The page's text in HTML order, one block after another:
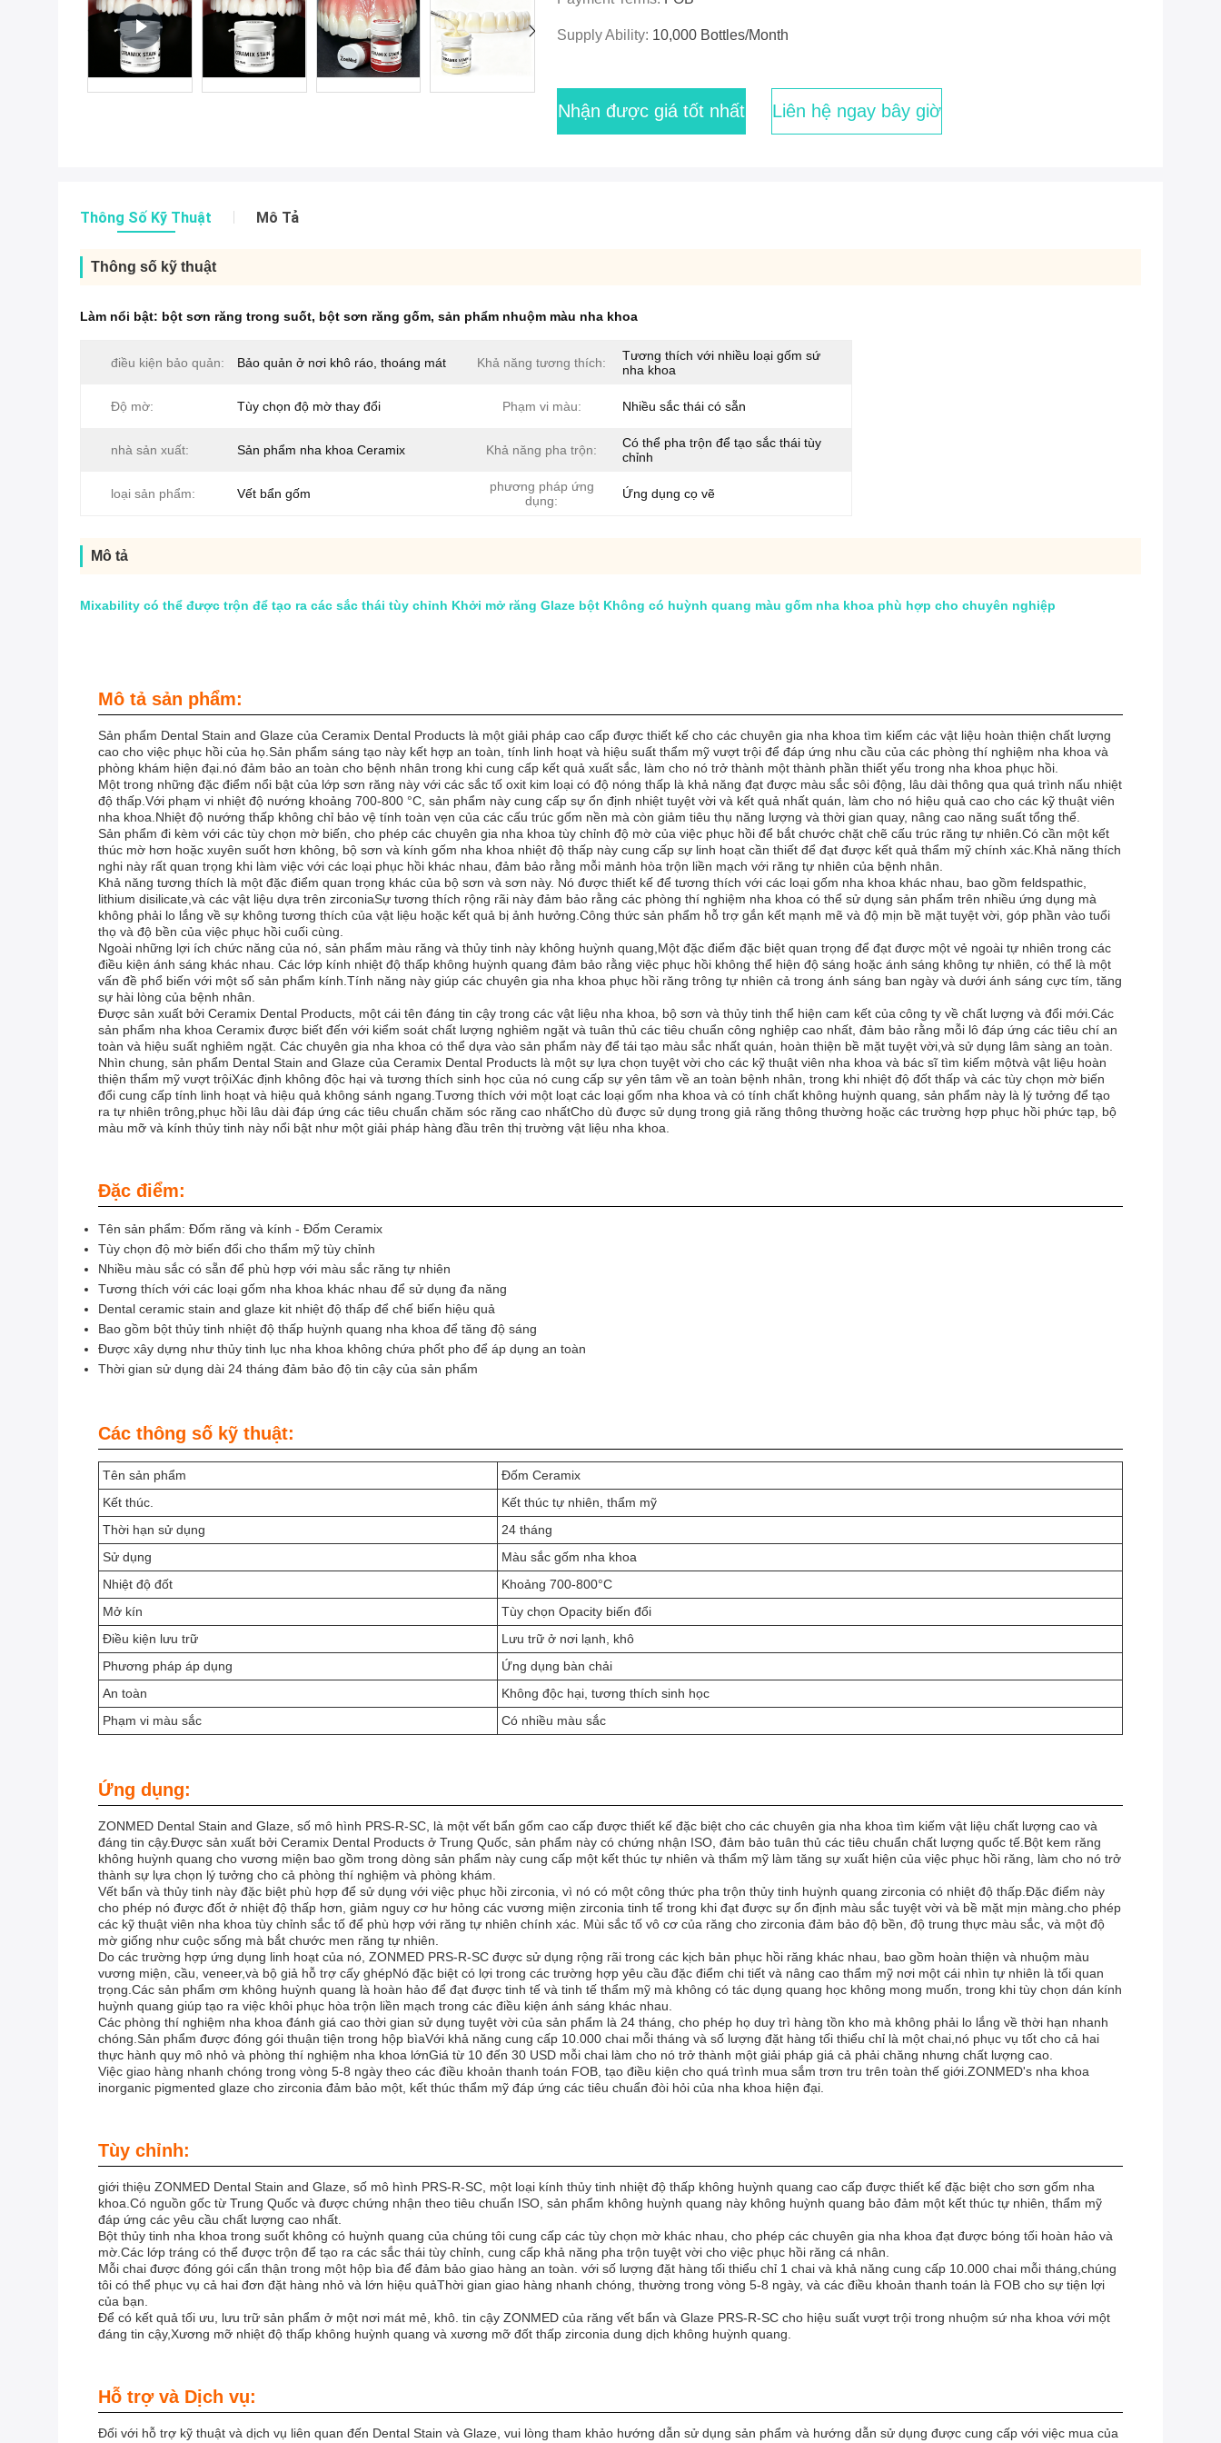
Supply Ability: 10,000 Bottles/month
Nhận được giá tốt nhất Liên hệ ngay bây giờ
Thông Số Kỹ Thuật Mô Tả
Thông số kỹ thuật
Làm nổi bật: bột sơn răng trong suốt, bột sơn răng gốm, sản phẩm nhuộm màu nha khoa
điều kiện bảo quản: Bảo quản ở nơi khô ráo, thoáng mát Khả năng tương thích:
Tương thích với nhiều loại gốm sứ
nha khoa
Độ mờ: Tùy chọn độ mờ thay đổi Phạm vi màu: Nhiều sắc thái có sẵn
nhà sản xuất: Sản phẩm nha khoa Ceramix Khả năng pha trộn:
Có thể pha trộn để tạo sắc thái tùy
chỉnh
loại sản phẩm: Vết bẩn gốm
phương pháp ứng
dụng:
Ứng dụng cọ vẽ
Mô tả
Mixability có thể được trộn để tạo ra các sắc thái tùy chỉnh Khởi mở răng Glaze bột Không có huỳnh quang màu gốm nha khoa phù hợp cho chuyên nghiệp
Mô tả sản phẩm:
Sản phẩm Dental Stain and Glaze của Ceramix Dental Products là một giải pháp cao cấp được thiết kế cho các chuyên gia nha khoa tìm kiếm các vật liệu hoàn thiện chất lượng
cao cho việc phục hồi của họ.Sản phẩm sáng tạo này kết hợp an toàn, tính linh hoạt và hiệu suất thẩm mỹ vượt trội để đáp ứng nhu cầu của các phòng thí nghiệm nha khoa và
phòng khám hiện đại.nó đảm bảo an toàn cho bệnh nhân trong khi cung cấp kết quả xuất sắc, làm cho nó trở thành một thành phần thiết yếu trong nha khoa phục hồi.
Một trong những đặc điểm nổi bật của lớp sơn răng này với các sắc tố oxit kim loại có độ nóng thấp là khả năng đạt được màu sắc sôi động, lâu dài thông qua quá trình nấu nhiệt
độ thấp.Với phạm vi nhiệt độ nướng khoảng 700-800 °C, sản phẩm này cung cấp sự ổn định nhiệt tuyệt vời và kết quả nhất quán, làm cho nó hiệu quả cao cho các kỹ thuật viên
nha khoa.Nhiệt độ nướng thấp không chỉ bảo vệ tính toàn vẹn của các cấu trúc gốm nền mà còn giảm tiêu thụ năng lượng và thời gian quay, nâng cao năng suất tổng thể.
Sản phẩm đi kèm với các tùy chọn mờ biến, cho phép các chuyên gia nha khoa tùy chỉnh độ mờ của việc phục hồi để bắt chước chặt chẽ cấu trúc răng tự nhiên.Có cần một kết
thúc mờ hơn hoặc xuyên suốt hơn không, bộ sơn và kính gốm nha khoa nhiệt độ thấp này cung cấp sự linh hoạt cần thiết để đạt được kết quả thẩm mỹ chính xác.Khả năng thích
nghi này rất quan trọng khi làm việc với các loại phục hồi khác nhau, đảm bảo rằng mỗi mảnh hòa trộn liền mạch với răng tự nhiên của bệnh nhân.
Khả năng tương thích là một đặc điểm quan trọng khác của bộ sơn và sơn này. Nó được thiết kế để tương thích với các loại gốm nha khoa khác nhau, bao gồm feldspathic,
lithium disilicate,và các vật liệu dựa trên zirconiaSự tương thích rộng rãi này đảm bảo rằng các phòng thí nghiệm nha khoa có thể sử dụng sản phẩm trên nhiều ứng dụng mà
không phải lo lắng về sự không tương thích của vật liệu hoặc kết quả bị ảnh hưởng.Công thức sản phẩm hỗ trợ gắn kết mạnh mẽ và độ mịn bề mặt tuyệt vời, góp phần vào tuổi
thọ và độ bền của việc phục hồi cuối cùng.
Ngoài những lợi ích chức năng của nó, sản phẩm màu răng và thủy tinh này không huỳnh quang,Một đặc điểm đặc biệt quan trọng để đạt được một vẻ ngoài tự nhiên trong các
điều kiện ánh sáng khác nhau. Các lớp kính nhiệt độ thấp không huỳnh quang đảm bảo rằng việc phục hồi không thể hiện độ sáng hoặc ánh sáng không tự nhiên, có thể là một
vấn đề phổ biến với một số sản phẩm kính.Tính năng này giúp các chuyên gia nha khoa phục hồi răng trông tự nhiên cả trong ánh sáng ban ngày và dưới ánh sáng cực tím, tăng
sự hài lòng của bệnh nhân.
Được sản xuất bởi Ceramix Dental Products, một cái tên đáng tin cậy trong các vật liệu nha khoa, bộ sơn và thủy tinh thể hiện cam kết của công ty về chất lượng và đổi mới.Các
sản phẩm nha khoa Ceramix được biết đến với kiểm soát chất lượng nghiêm ngặt và tuân thủ các tiêu chuẩn công nghiệp cao nhất, đảm bảo rằng mỗi lô đáp ứng các tiêu chí an
toàn và hiệu suất nghiêm ngặt. Các chuyên gia nha khoa có thể dựa vào sản phẩm này để tái tạo màu sắc nhất quán, hoàn thiện bề mặt tuyệt vời,và sử dụng lâm sàng an toàn.
Nhìn chung, sản phẩm Dental Stain and Glaze của Ceramix Dental Products là một sự lựa chọn tuyệt vời cho các kỹ thuật viên nha khoa và bác sĩ tìm kiếm mộtvà vật liệu hoàn
thiện thẩm mỹ vượt trộiXác định không độc hại và tương thích sinh học của nó cung cấp sự yên tâm về an toàn bệnh nhân, trong khi nhiệt độ đốt thấp và các tùy chọn mờ biến
đổi cung cấp tính linh hoạt và hiệu quả không sánh ngang.Tương thích với một loạt các loại gốm nha khoa và có tính chất không huỳnh quang, sản phẩm này là lý tưởng để tạo
ra tự nhiên trông,phục hồi lâu dài đáp ứng các tiêu chuẩn chăm sóc răng cao nhấtCho dù được sử dụng trong giả răng thông thường hoặc các trường hợp phục hồi phức tạp, bộ
màu mỡ và kính thủy tinh này nổi bật như một giải pháp hàng đầu trên thị trường vật liệu nha khoa.
Đặc điểm:
Tên sản phẩm: Đốm răng và kính - Đốm Ceramix
Tùy chọn độ mờ biến đổi cho thẩm mỹ tùy chỉnh
Nhiều màu sắc có sẵn để phù hợp với màu sắc răng tự nhiên
Tương thích với các loại gốm nha khoa khác nhau để sử dụng đa năng
Dental ceramic stain and glaze kit nhiệt độ thấp để chế biến hiệu quả
Bao gồm bột thủy tinh nhiệt độ thấp huỳnh quang nha khoa để tăng độ sáng
Được xây dựng như thủy tinh lục nha khoa không chứa phốt pho để áp dụng an toàn
Thời gian sử dụng dài 24 tháng đảm bảo độ tin cậy của sản phẩm
Các thông số kỹ thuật:
Tên sản phẩm
Đốm Ceramix
Kết thúc.
Kết thúc tự nhiên, thẩm mỹ
Thời hạn sử dụng
24 tháng
Sử dụng
Màu sắc gốm nha khoa
Nhiệt độ đốt
Khoảng 700-800°C
Mở kín
Tùy chọn Opacity biến đổi
Điều kiện lưu trữ
Lưu trữ ở nơi lạnh, khô
Phương pháp áp dụng
Ứng dụng bàn chải
An toàn
Không độc hại, tương thích sinh học
Phạm vi màu sắc
Có nhiều màu sắc
Ứng dụng:
ZONMED Dental Stain and Glaze, số mô hình PRS-R-SC, là một vết bẩn gốm cao cấp được thiết kế đặc biệt cho các chuyên gia nha khoa tìm kiếm vật liệu chất lượng cao và
đáng tin cậy.Được sản xuất bởi Ceramix Dental Products ở Trung Quốc, sản phẩm này có chứng nhận ISO, đảm bảo tuân thủ các tiêu chuẩn chất lượng quốc tế.Bột kem răng
không huỳnh quang cho vương miện bao gồm trong dòng sản phẩm này cung cấp một kết thúc tự nhiên và thẩm mỹ làm tăng sự xuất hiện của việc phục hồi răng, làm cho nó trở
thành sự lựa chọn lý tưởng cho cả phòng thí nghiệm và phòng khám.
Vết bẩn và thủy tinh này đặc biệt phù hợp để sử dụng với việc phục hồi zirconia, vì nó có một công thức pha trộn thủy tinh huỳnh quang zirconia có nhiệt độ thấp.Đặc điểm này
cho phép nó được đốt ở nhiệt độ thấp hơn, giảm nguy cơ hư hỏng các vương miện zirconia tinh tế trong khi đạt được sự ổn định màu sắc tuyệt vời và bề mặt mịn màng.cho phép
các kỹ thuật viên nha khoa tùy chỉnh sắc tố để phù hợp với răng tự nhiên chính xác. Mùi sắc tố vô cơ của răng cho zirconia đảm bảo độ bền, độ trung thực màu sắc, và một độ
mờ giống như cuộc sống mà bắt chước men răng tự nhiên.
Do các trường hợp ứng dụng linh hoạt của nó, ZONMED PRS-R-SC được sử dụng rộng rãi trong các kịch bản phục hồi răng khác nhau, bao gồm hoàn thiện và nhuộm màu
vương miện, cầu, veneer,và bộ giả hỗ trợ cấy ghépNó đặc biệt có lợi trong các trường hợp yêu cầu đặc điểm chi tiết và nâng cao thẩm mỹ nơi một cái nhìn tự nhiên là tối quan
trọng.Các sản phẩm ơm không huỳnh quang là hoàn hảo để đạt được tinh tế và tinh tế thẩm mỹ mà không có tác dụng quang học không mong muốn, trong khi tùy chọn dán kính
huỳnh quang giúp tạo ra việc khôi phục hòa trộn liền mạch trong các điều kiện ánh sáng khác nhau.
Các phòng thí nghiệm nha khoa đánh giá cao thời gian sử dụng tuyệt vời của sản phẩm là 24 tháng, cho phép họ duy trì hàng tồn kho mà không phải lo lắng về thời hạn nhanh
chóng.Sản phẩm được đóng gói thuận tiện trong hộp bìaVới khả năng cung cấp 10.000 chai mỗi tháng và số lượng đặt hàng tối thiểu chỉ là một chai,nó phục vụ tốt cho cả hai
thực hành quy mô nhỏ và phòng thí nghiệm nha khoa lớnGiá từ 10 đến 30 USD mỗi chai làm cho nó trở thành một giải pháp giá cả phải chăng nhưng chất lượng cao.
Việc giao hàng nhanh chóng trong vòng 5-8 ngày theo các điều khoản thanh toán FOB, tạo điều kiện cho quá trình mua sắm trơn tru trên toàn thế giới.ZONMED's nha khoa
inorganic pigmented glaze cho zirconia đảm bảo một, kết thúc thẩm mỹ đáp ứng các tiêu chuẩn đòi hỏi của nha khoa hiện đại.
Tùy chỉnh:
giới thiệu ZONMED Dental Stain and Glaze, số mô hình PRS-R-SC, một loại kính thủy tinh nhiệt độ thấp không huỳnh quang cao cấp được thiết kế đặc biệt cho sơn gốm nha
khoa.Có nguồn gốc từ Trung Quốc và được chứng nhận theo tiêu chuẩn ISO, sản phẩm không huỳnh quang này không huỳnh quang bảo đảm một kết thúc tự nhiên, thẩm mỹ
đáp ứng các yêu cầu chất lượng cao nhất.
Bột thủy tinh nha khoa trong suốt không có huỳnh quang của chúng tôi cung cấp các tùy chọn mờ khác nhau, cho phép các chuyên gia nha khoa đạt được bóng tối hoàn hảo và
mờ.Các lớp tráng có thể được trộn để tạo ra các sắc thái tùy chỉnh, cung cấp khả năng pha trộn tuyệt vời cho việc phục hồi răng cá nhân.
Mỗi chai được đóng gói cẩn thận trong một hộp bìa để đảm bảo giao hàng an toàn. với số lượng đặt hàng tối thiểu chỉ 1 chai và khả năng cung cấp 10.000 chai mỗi tháng,chúng
tôi có thể phục vụ cả hai đơn đặt hàng nhỏ và lớn hiệu quảThời gian giao hàng nhanh chóng, thường trong vòng 5-8 ngày, và các điều khoản thanh toán là FOB cho sự tiện lợi
của bạn.
Để có kết quả tối ưu, lưu trữ sản phẩm ở một nơi mát mẻ, khô. tin cậy ZONMED của răng vết bẩn và Glaze PRS-R-SC cho hiệu suất vượt trội trong nhuộm sứ nha khoa với một
đáng tin cậy,Xương mỡ nhiệt độ thấp không huỳnh quang và xương mỡ đốt thấp zirconia dung dịch không huỳnh quang.
Hỗ trợ và Dịch vụ:
Đối với hỗ trợ kỹ thuật và dịch vụ liên quan đến Dental Stain và Glaze, vui lòng tham khảo hướng dẫn sử dụng sản phẩm và hướng dẫn sử dụng được cung cấp với việc mua của